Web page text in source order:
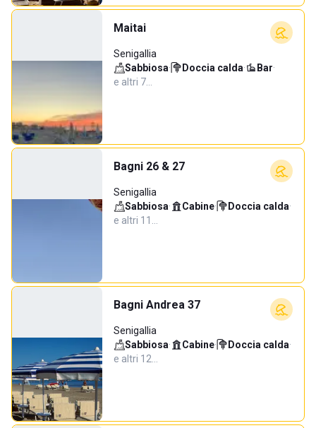
Maitai
Senigallia
Sabbiosa· Doccia calda· Bar·
e altri 7…
Bagni 26 & 27
Senigallia
Sabbiosa· Cabine· Doccia calda·
e altri 11…
Bagni Andrea 37
Senigallia
Sabbiosa· Cabine· Doccia calda·
e altri 12…